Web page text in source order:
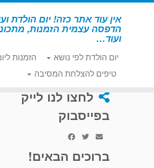
דלג
אין עוד אתר כזה! יום הולדת
הדפסה עצמית הזמנות,
ועוד…
יום הולדת לפי נושא הזמנות
טיפים להצלחת המסיבה
דף הבית » בוב הבנאי »יצירה – בוב
לחצו לנו לייק
בפייסבוק
ברוכים הבאים!